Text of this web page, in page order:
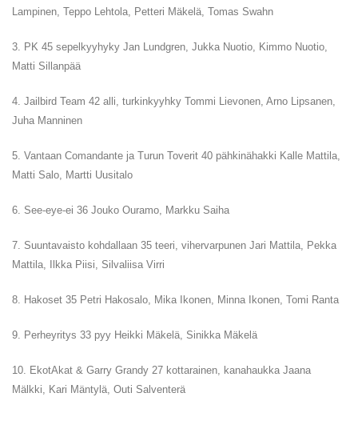
Lampinen, Teppo Lehtola, Petteri Mäkelä, Tomas Swahn
3. PK 45 sepelkyyhyky Jan Lundgren, Jukka Nuotio, Kimmo Nuotio,
Matti Sillanpää
4. Jailbird Team 42 alli, turkinkyyhky Tommi Lievonen, Arno Lipsanen,
Juha Manninen
5. Vantaan Comandante ja Turun Toverit 40 pähkinähakki Kalle Mattila,
Matti Salo, Martti Uusitalo
6. See-eye-ei 36 Jouko Ouramo, Markku Saiha
7. Suuntavaisto kohdallaan 35 teeri, vihervarpunen Jari Mattila, Pekka
Mattila, Ilkka Piisi, Silvaliisa Virri
8. Hakoset 35 Petri Hakosalo, Mika Ikonen, Minna Ikonen, Tomi Ranta
9. Perheyritys 33 pyy Heikki Mäkelä, Sinikka Mäkelä
10. EkotAkat & Garry Grandy 27 kottarainen, kanahaukka Jaana
Mälkki, Kari Mäntylä, Outi Salventerä